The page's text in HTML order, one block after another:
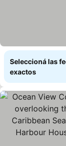
Seleccioná las
exactos